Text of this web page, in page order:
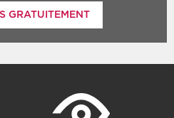
GRATUITEMENT